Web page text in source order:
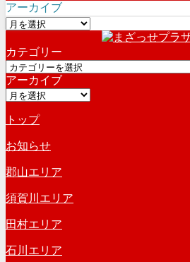
アーカイブ
ア
カ
イ
ブ
カテゴリー
カ
テ
ゴ
ー
アーカイブ
ア
カ
イ
ブ
トップ
お知らせ
郡山エリア
須賀川エリア
田村エリア
石川エリア